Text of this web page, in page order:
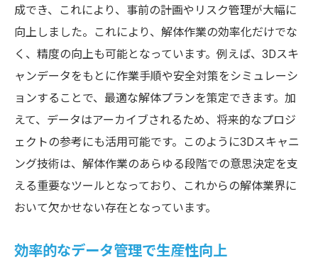
成でき、これにより、事前の計画やリスク管理が大幅に
向上しました。これにより、解体作業の効率化だけでな
く、精度の向上も可能となっています。例えば、3Dスキ
ャンデータをもとに作業手順や安全対策をシミュレーシ
ョンすることで、最適な解体プランを策定できます。加
えて、データはアーカイブされるため、将来的なプロジ
ェクトの参考にも活用可能です。このように3Dスキャニ
ング技術は、解体作業のあらゆる段階での意思決定を支
える重要なツールとなっており、これからの解体業界に
おいて欠かせない存在となっています。
効率的なデータ管理で生産性向上